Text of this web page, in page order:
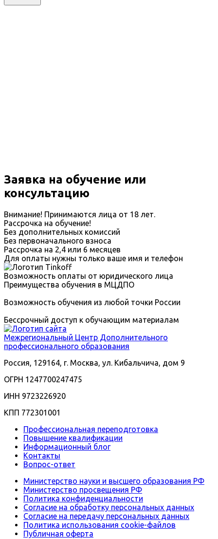
Заявка на обучение или
консультацию
Внимание! Принимаются лица от 18 лет.
Рассрочка на обучение!
Без дополнительных комиссий
Без первоначального взноса
Рассрочка на 2,4 или 6 месяцев
Для оплаты нужны только ваше имя и телефон
Возможность оплаты от юридического лица
Преимущества обучения в МЦДПО
Возможность обучения из любой точки России
Бессрочный доступ к обучающим материалам
Межрегиональный Центр Дополнительного
профессионального образования
Россия, 129164, г. Москва, ул. Кибальчича, дом 9
ОГРН 1247700247475
ИНН 9723226920
КПП 772301001
Профессиональная переподготовка
Повышение квалификации
Информационный блог
Контакты
Вопрос-ответ
Министерство науки и высшего образования РФ
Министерство просвещения РФ
Политика конфиденциальности
Согласие на обработку персональных данных
Согласие на передачу персональных данных
Политика использования сookie-файлов
Публичная оферта